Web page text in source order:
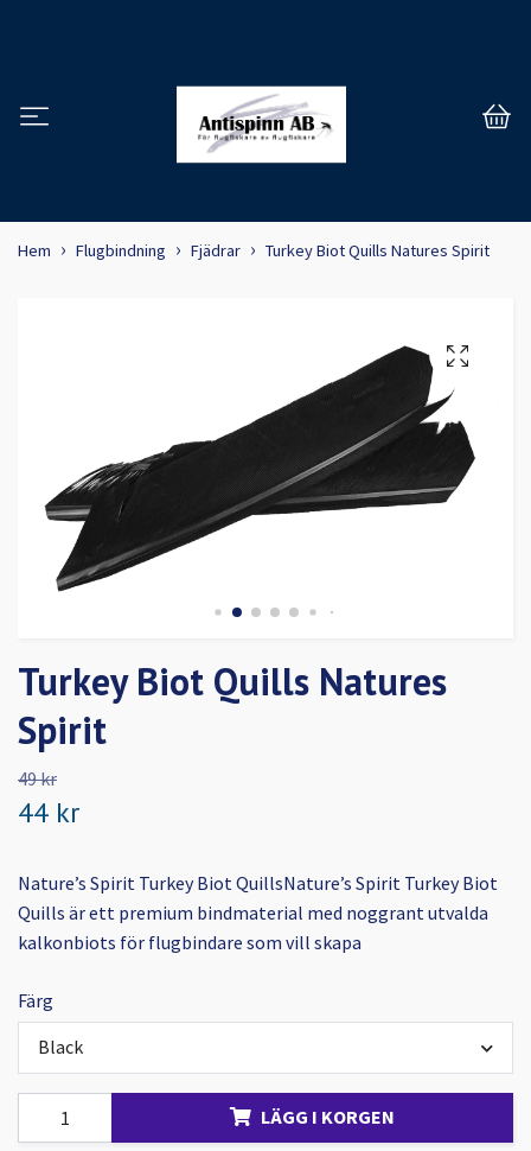
Hem Flugbindning Fjädrar Turkey Biot Quills Natures Spirit
Turkey Biot Quills Natures
Spirit
49 kr
44 kr
Nature’s Spirit Turkey Biot QuillsNature’s Spirit Turkey Biot
Quills är ett premium bindmaterial med noggrant utvalda
kalkonbiots för flugbindare som vill skapa
Färg
Black
LÄGG I KORGEN